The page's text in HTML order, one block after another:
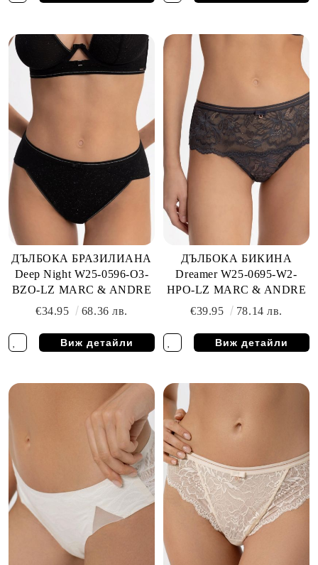
ДЪЛБОКА БРАЗИЛИАНА
Deep Night W25-0596-O3-
BZO-LZ MARC & ANDRE
€34.95
68.36 лв.
Виж детайли
ДЪЛБОКА БИКИНА
Dreamer W25-0695-W2-
HPO-LZ MARC & ANDRE
€39.95
78.14 лв.
Виж детайли